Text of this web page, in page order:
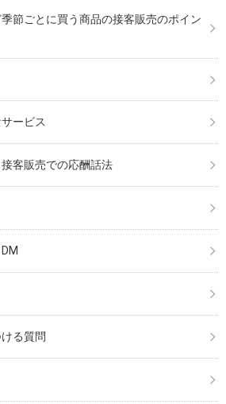
節ごとに買う商品の接客販売のポイン
ービス
客販売での応酬話法
る質問